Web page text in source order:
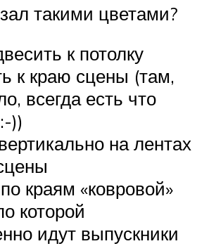
такими цветами?
к потолку
к краю сцены (там,
всегда есть что
))
на лентах
краям «ковровой»
которой
идут выпускники